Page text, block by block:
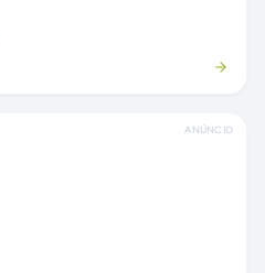
ANÚNCIO